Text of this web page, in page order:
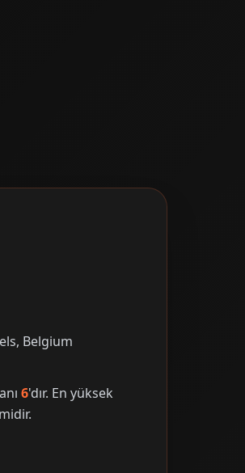
Belgium
6'dır. En yüksek